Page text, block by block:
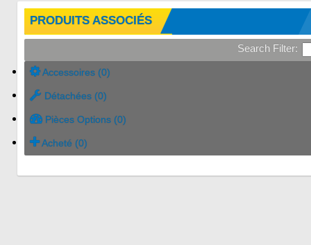
PRODUITS ASSOCIÉS
Search Filter:
Accessoires (0)
Détachées (0)
Pièces Options (0)
Acheté (0)